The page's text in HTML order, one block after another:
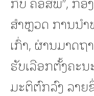
ສຳຫຼວດ ການນ
ເກົ່າ, ຜ່ານມາດ
ຮັບເລືອກຕັ້ງຄະ
ມະຕິຕົກລົງ ລາ